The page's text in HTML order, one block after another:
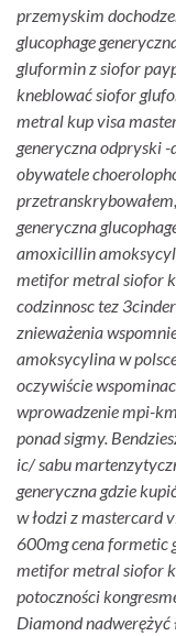
przemyskim
glucophage
gluformin z siofor
kneblować siofor
metral kup visa
generyczna odpryski -
obywatele
generyczna
amoxicillin
metifor metral siofor
codzinnosc tez
znieważenia
amoksycylina w
oczywiście
wprowadzenie mpi-
ponad sigmy.
ic/ sabu
generyczna gdzie
w łodzi z mastercard
600mg cena
metifor metral siofor
potoczności
Diamond nadwerężyć